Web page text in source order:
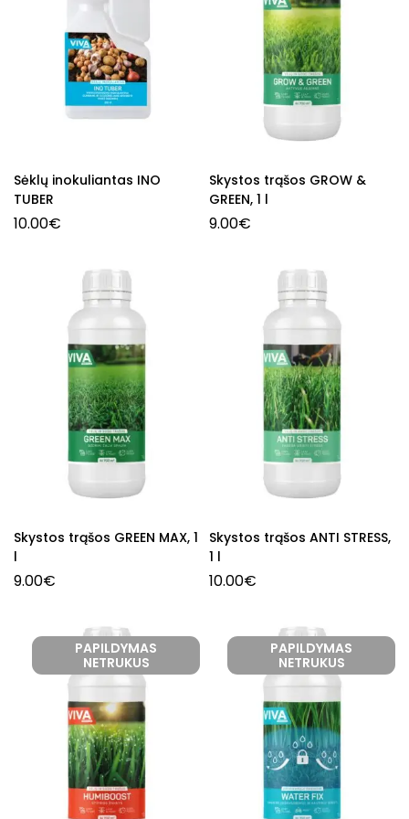
Sėklų inokuliantas INO
TUBER
10.00€
Skystos trąšos GROW &
GREEN, 1 l
9.00€
Skystos trąšos GREEN MAX, 1
l
9.00€
Skystos trąšos ANTI STRESS,
1 l
10.00€
PAPILDYMAS
NETRUKUS
PAPILDYMAS
NETRUKUS